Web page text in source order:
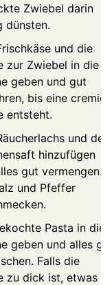
Zwiebel darin
dünsten.
und die
zur Zwiebel in die
geben und gut
bis eine cremige
entsteht.
und den
hinzufügen
gut vermengen.
und Pfeffer
Pasta in die
geben und alles
Falls die
zu dick ist, etwas